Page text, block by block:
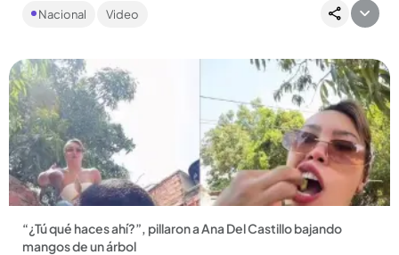
Cacique. Con ella el artista vivió un amor a escondidas y tuvo
Nacional Video
Compartir Noticia
“¿Tú qué haces ahí?”, pillaron a Ana Del Castillo bajando
mangos de un árbol